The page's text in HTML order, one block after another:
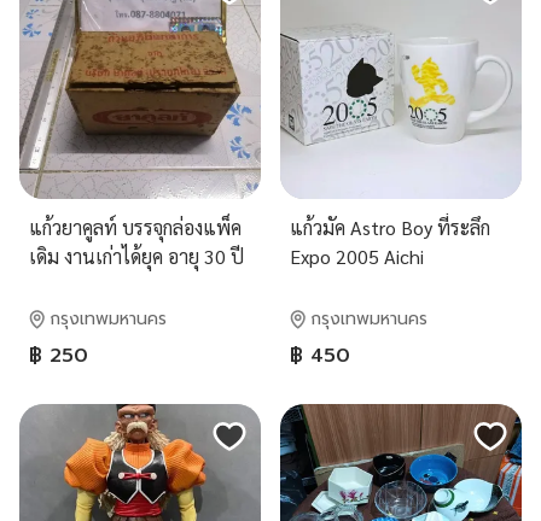
แก้วยาคูลท์ บรรจุกล่องแพ็ค
เดิม งานเก่าได้ยุค อายุ 30 ปี
กรุงเทพมหานคร
฿ 250
แก้วมัค Astro Boy ที่ระลึก
Expo 2005 Aichi
กรุงเทพมหานคร
฿ 450